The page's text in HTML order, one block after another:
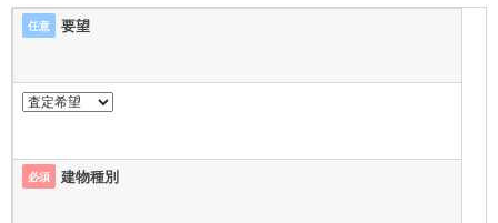
任意 要望
必須 建物種別